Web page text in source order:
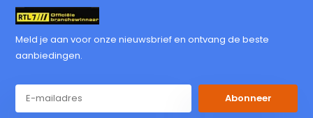
Meld je aan voor onze nieuwsbrief en ontvang de beste
aanbiedingen.
Abonneer